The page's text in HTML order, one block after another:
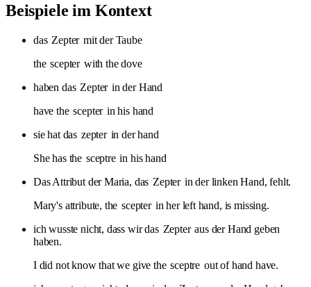
Beispiele im Kontext
das Zepter mit der Taube
the scepter with the dove
haben das Zepter in der Hand
have the scepter in his hand
sie hat das zepter in der hand
She has the sceptre in his hand
Das Attribut der Maria, das Zepter in der linken Hand, fehlt.
Mary's attribute, the scepter in her left hand, is missing.
ich wusste nicht, dass wir das Zepter aus der Hand geben
haben.
I did not know that we give the sceptre out of hand have.